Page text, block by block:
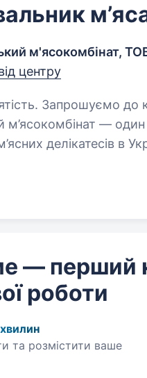
м'ясокомбінат,
центру
м’яса!
м’ясокомбінат —
делікатесів в
— перший
роботи
та розмістити ваше